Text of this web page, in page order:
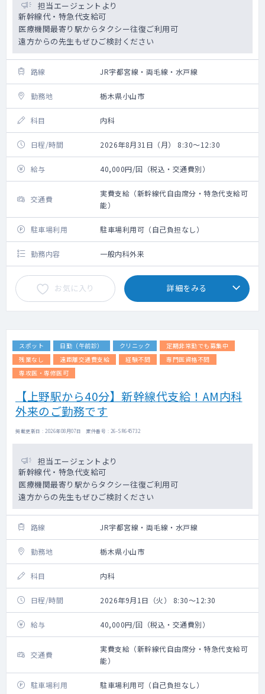
担当エージェントより
新幹線代・特急代支給可
医療機関最寄り駅からタクシー往復ご利用可
遠方からの先生もぜひご検討ください
路線 JR宇都宮線・両毛線・水戸線
勤務地 栃木県小山市
科目 内科
日程/時間 2026年8月31日（月） 8:30～12:30
給与 40,000円/回（税込・交通費別）
交通費
実費支給（新幹線代自由席分・特急代支給可
能）
駐車場利用 駐車場利用可（自己負担なし）
勤務内容 一般内科外来
お気に入り 詳細をみる
スポット 日勤（午前診） クリニック
定期非常勤でも募集中
残業なし
遠距離交通費支給 経験不問
専門医資格不問
専攻医・専修医可
【上野駅から40分】新幹線代支給！AM内科
外来のご勤務です
掲載更新日 : 2026年08月07日 案件番号 : 26-SR645732
担当エージェントより
新幹線代・特急代支給可
医療機関最寄り駅からタクシー往復ご利用可
遠方からの先生もぜひご検討ください
路線 JR宇都宮線・両毛線・水戸線
勤務地 栃木県小山市
科目 内科
日程/時間 2026年9月1日（火） 8:30～12:30
給与 40,000円/回（税込・交通費別）
交通費
実費支給（新幹線代自由席分・特急代支給可
能）
駐車場利用 駐車場利用可（自己負担なし）